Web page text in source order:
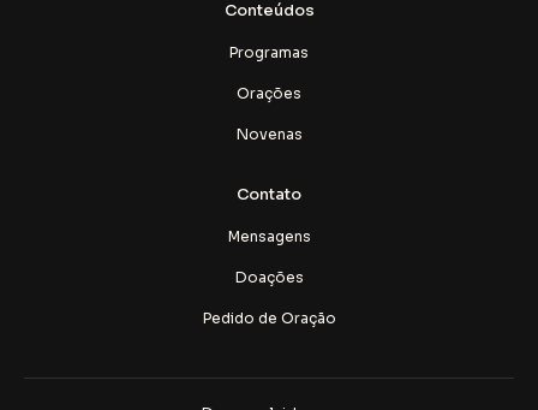
Conteúdos
Programas
Orações
Novenas
Contato
Mensagens
Doações
Pedido de Oração